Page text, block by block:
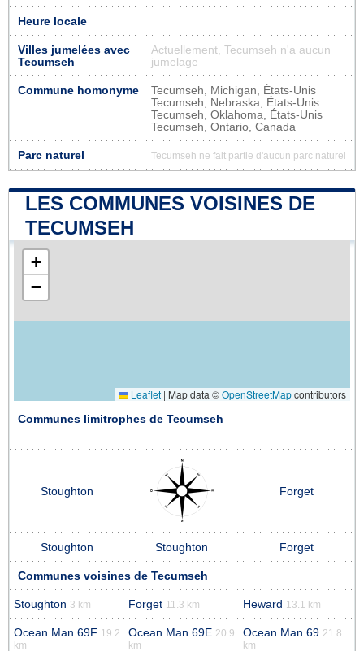
Heure locale
Villes jumelées avec
Tecumseh
Actuellement, Tecumseh n'a aucun
jumelage
Commune homonyme
Tecumseh, Michigan, États-Unis
Tecumseh, Nebraska, États-Unis
Tecumseh, Oklahoma, États-Unis
Tecumseh, Ontario, Canada
Parc naturel Tecumseh ne fait partie d'aucun parc naturel
LES COMMUNES VOISINES DE
TECUMSEH
+
−
Leaflet | Map data ©OpenStreetMapcontributors
Communes limitrophes de Tecumseh
Stoughton Forget
Stoughton Stoughton Forget
Communes voisines de Tecumseh
Stoughton 3 km Forget 11.3 km Heward 13.1 km
Ocean Man 69F 19.2
km
Ocean Man 69E 20.9
km
Ocean Man 69 21.8
km